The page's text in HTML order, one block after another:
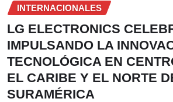
INTERNACIONALES
LG ELECTRONICS
IMPULSANDO LA
TECNOLÓGICA EN
EL CARIBE Y EL NORTE
SURAMÉRICA